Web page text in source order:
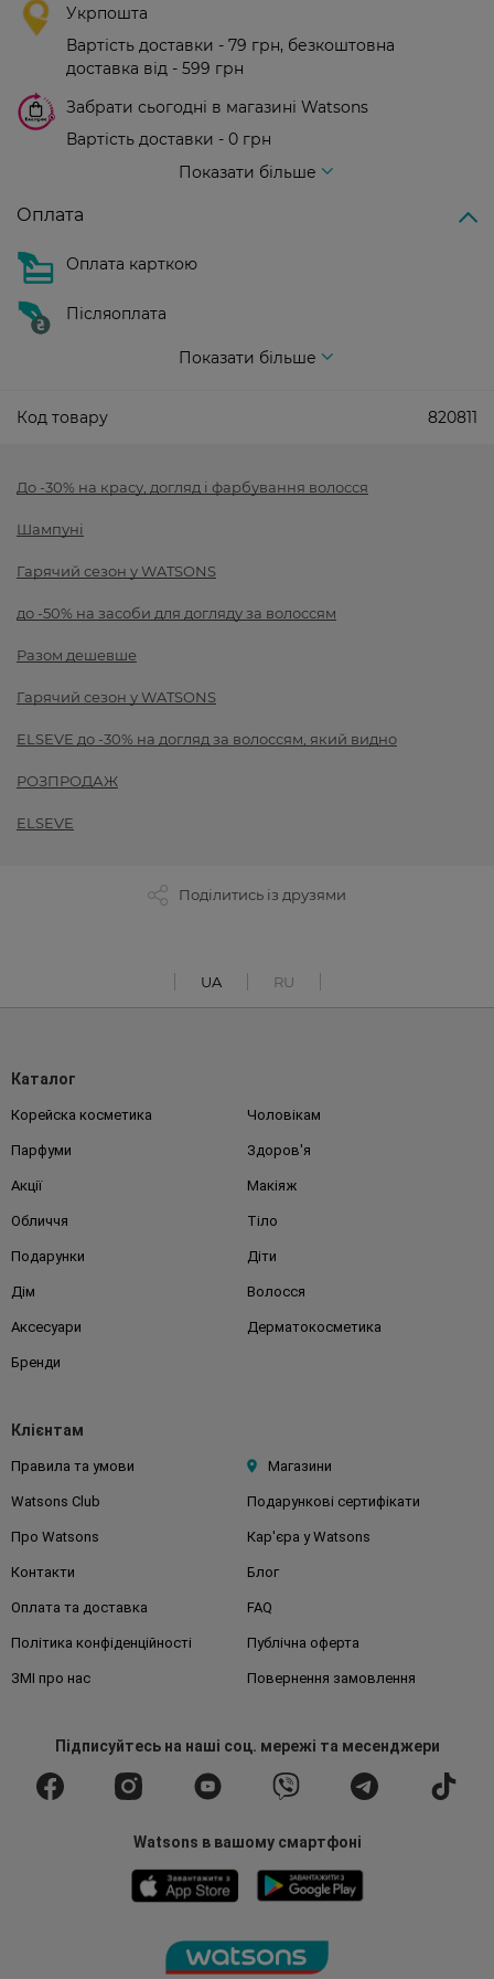
Укрпошта
Вартість доставки - 79 грн, безкоштовна
доставка від - 599 грн
Забрати сьогодні в магазині Watsons
Вартість доставки - 0 грн
Показати більше
Оплата
Оплата карткою
Післяоплата
Показати більше
Код товару 820811
До -30% на красу, догляд і фарбування волосся
Шампуні
Гарячий сезон у WATSONS
до -50% на засоби для догляду за волоссям
Разом дешевше
Гарячий сезон у WATSONS
ELSEVE до -30% на догляд за волоссям, який видно
РОЗПРОДАЖ
ELSEVE
Поділитись із друзями
UA RU
Каталог
Корейска косметика Чоловікам
Парфуми Здоров'я
Акції Макіяж
Обличчя Тіло
Подарунки Діти
Дім Волосся
Аксесуари Дерматокосметика
Бренди
Клієнтам
Правила та умови Магазини
Watsons Club Подарункові сертифікати
Про Watsons Кар'єра у Watsons
Контакти Блог
Оплата та доставка FAQ
Політика конфіденційності Публічна оферта
ЗМІ про нас Повернення замовлення
Підписуйтесьна наші соц. мережі та месенджери
Watsons в вашому смартфоні